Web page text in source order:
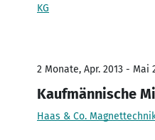
KG
2 Monate, Apr. 2013 - Mai
Kaufmännische
Haas & Co.